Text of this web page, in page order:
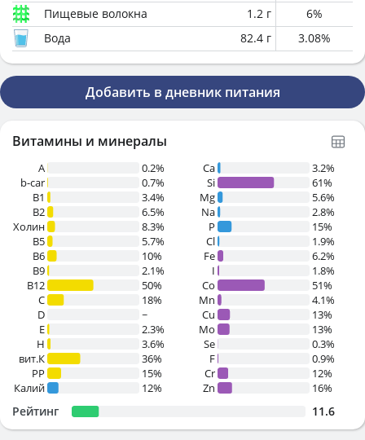
Пищевые волокна
1.2 г 6%
Вода
82.4 г 3.08%
Добавить в дневник питания
Витамины и минералы
A
0.2%
b-car
0.7%
В1
3.4%
B2
6.5%
Холин
8.3%
B5
5.7%
B6
10%
B9
2.1%
B12
50%
C
18%
D
~
E
2.3%
H
3.6%
вит.К
36%
PP
15%
Калий
12%
Ca
3.2%
Si
61%
Mg
5.6%
Na
2.8%
P
15%
Cl
1.9%
Fe
6.2%
I
1.8%
Co
51%
Mn
4.1%
Cu
13%
Mo
13%
Se
0.3%
F
0.9%
Cr
12%
Zn
16%
Рейтинг 11.6